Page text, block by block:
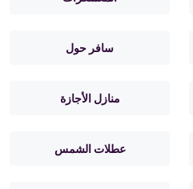
سافر حول
منازل الأجازة
عطلات الشمس